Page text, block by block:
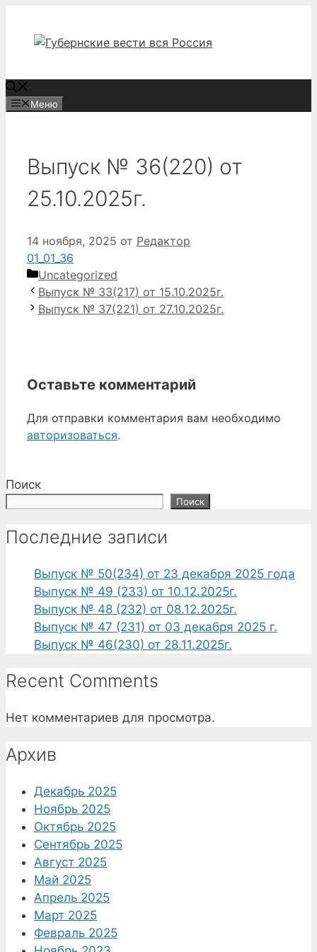
содержимому
Меню
Выпуск № 36(220) от
25.10.2025г.
14 ноября, 2025 от Редактор
01_01_36
Рубрики
Uncategorized
Выпуск № 33(217) от 15.10.2025г.
Выпуск № 37(221) от 27.10.2025г.
Оставьте комментарий
Для отправки комментария вам необходимо
авторизоваться.
Поиск
Поиск
Последние записи
Выпуск № 50(234) от 23 декабря 2025 года
Выпуск № 49 (233) от 10.12.2025г.
Выпуск № 48 (232) от 08.12.2025г.
Выпуск № 47 (231) от 03 декабря 2025 г.
Выпуск № 46(230) от 28.11.2025г.
Recent Comments
Нет комментариев для просмотра.
Архив
Декабрь 2025
Ноябрь 2025
Октябрь 2025
Сентябрь 2025
Август 2025
Май 2025
Апрель 2025
Март 2025
Февраль 2025